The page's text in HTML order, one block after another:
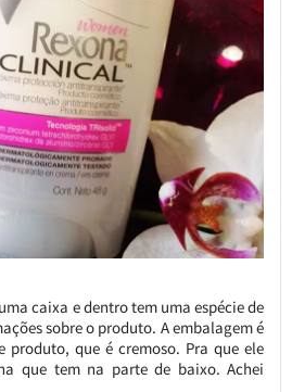
caixa e dentro tem uma espécie de
sobre o produto. A embalagem é
produto, que é cremoso. Pra que ele
que tem na parte de baixo. Achei